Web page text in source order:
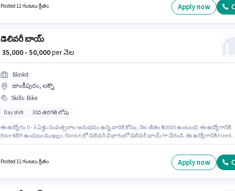
Posted 11 గంటలు క్రితం Apply now
డెలివరీ బాయ్
₹ 35,000 - 50,000per నెల
Blinkit
జాంకీపురం, లక్నౌ
Skills: Bike
Day shift 10వ తరగతి లోపు
ఈ ఉద్యోగం 0 - 6 ఏళ్లు సంవత్సరాల అనుభవం ఉన్న వారికి కోసం, నెల జీతం ₹50000 ఉంటుంది. ఈ ఉద్యోగానికి
Bike కలిగి ఉండటం ముఖ్యం. Blinkit లో డెలివరీ విభాగంలో డెలివరీ బాయ్ గా చేరండి. ఈ ఉద్యోగానికి Fixed
Posted 11 గంటలు క్రితం Apply now